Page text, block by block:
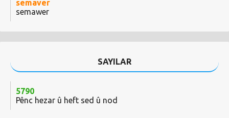
semaver
semawer
SAYILAR
5790
Pênc hezar û heft sed û nod